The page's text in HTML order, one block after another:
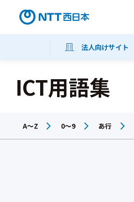
法人向けサイト
ICT用語集
A～Z 0～9 あ行